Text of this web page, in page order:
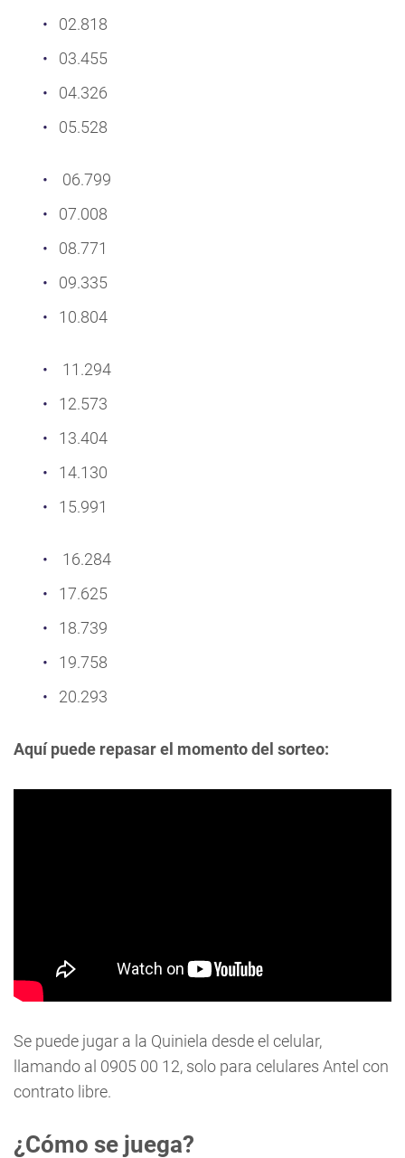
02.818
03.455
04.326
05.528
06.799
07.008
08.771
09.335
10.804
11.294
12.573
13.404
14.130
15.991
16.284
17.625
18.739
19.758
20.293
Aquí puede repasar el momento del sorteo:
Se puede jugar a la Quiniela desde el celular,
llamando al 0905 00 12, solo para celulares Antel con
contrato libre.
¿Cómo se juega?